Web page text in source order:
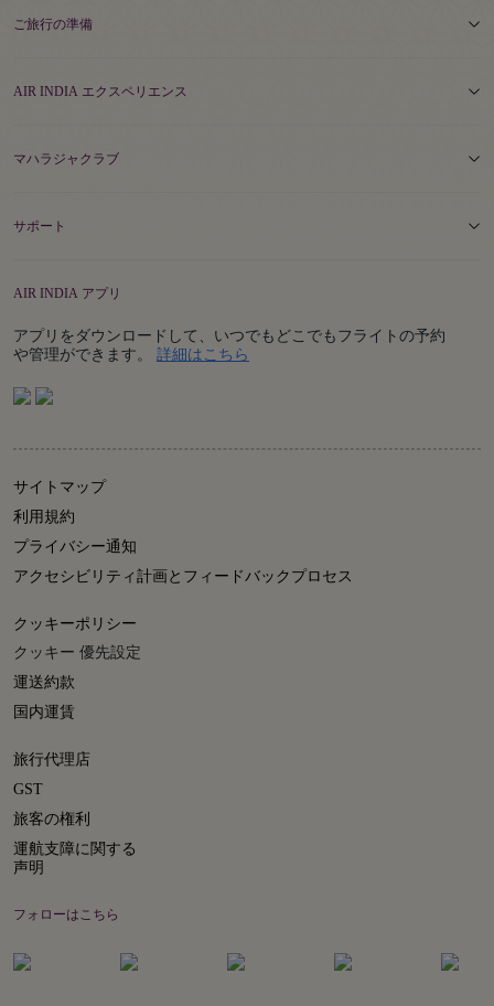
ご旅行の準備
AIR INDIA エクスペリエンス
マハラジャクラブ
サポート
AIR INDIA アプリ
アプリをダウンロードして、いつでもどこでもフライトの予約
や管理ができます。 詳細はこちら
サイトマップ
利用規約
プライバシー通知
アクセシビリティ計画とフィードバックプロセス
クッキーポリシー
クッキー 優先設定
運送約款
国内運賃
旅行代理店
GST
旅客の権利
運航支障に関する
声明
フォローはこちら